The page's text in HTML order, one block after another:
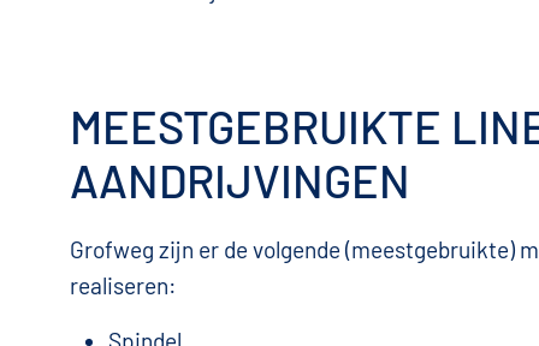
MEESTGEBRUIKTE
AANDRIJVINGEN
Grofweg zijn er de volgende (meestgebruikte)
realiseren:
Spindel